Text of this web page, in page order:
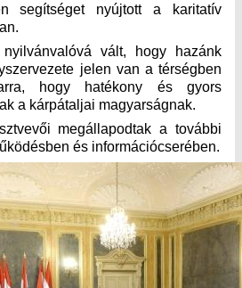
segítséget nyújtott a karitatív
vált, hogy hazánk
jelen van a térségben
hogy hatékony és gyors
a kárpátaljai magyarságnak.
megállapodtak a további
és információcserében.